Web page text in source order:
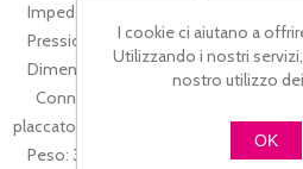
Impedenza: 42 Ohm
Pressione sonora: 100 dB
Dimensione driver: 50 mm
Connessioni: jack da 3.5 mm (con
placcato oro
Peso: 310 g
I cookie ci aiutano a
Utilizzando i nostri
nostro utilizzo
OK